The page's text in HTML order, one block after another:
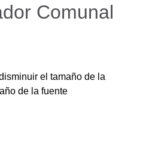
Comunal
el tamaño de la
de la fuente